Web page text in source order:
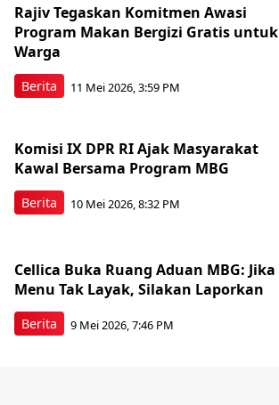
Berita
Rajiv Tegaskan Komitmen Awasi
Program Makan Bergizi Gratis untuk
Warga
11 Mei 2026, 3:59 PM
Berita
Komisi IX DPR RI Ajak Masyarakat
Kawal Bersama Program MBG
10 Mei 2026, 8:32 PM
Berita
Cellica Buka Ruang Aduan MBG: Jika
Menu Tak Layak, Silakan Laporkan
9 Mei 2026, 7:46 PM